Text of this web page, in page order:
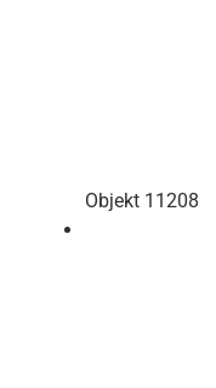
Objekt 11208